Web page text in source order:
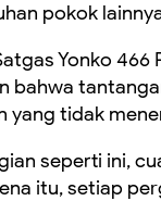
pokok
Yonko
bahwa
yang tidak
seperti ini,
itu, setiap